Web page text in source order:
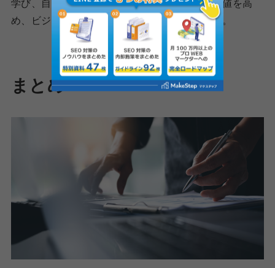
学び、自己啓発を続けることで、自分自身の価値を高
め、ビジネスの成功を実現することができます。
まとめ